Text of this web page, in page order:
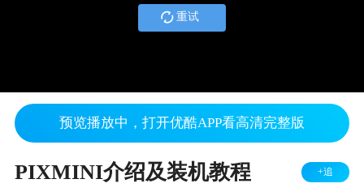
重试
预览播放中，打开优酷APP看高清完整版
PIXMINI介绍及装机教程 +追